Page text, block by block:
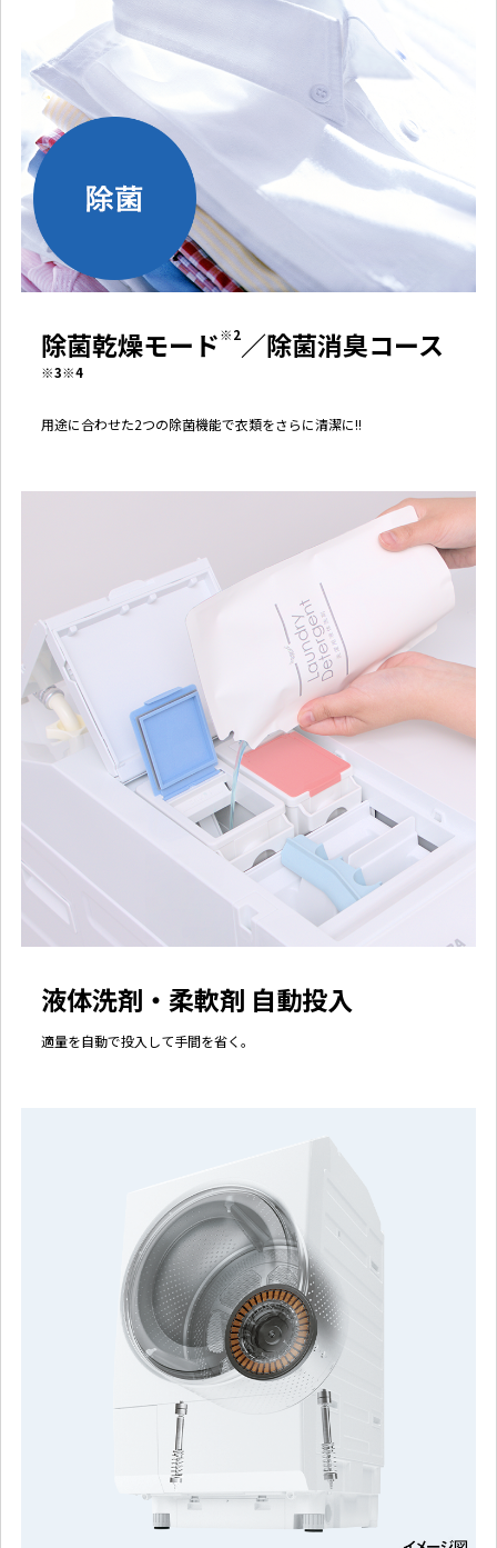
除菌乾燥モード※2／除菌消臭コース
※3※4
用途に合わせた2つの除菌機能で衣類をさらに清潔に!!
液体洗剤・柔軟剤 自動投入
適量を自動で投入して手間を省く。